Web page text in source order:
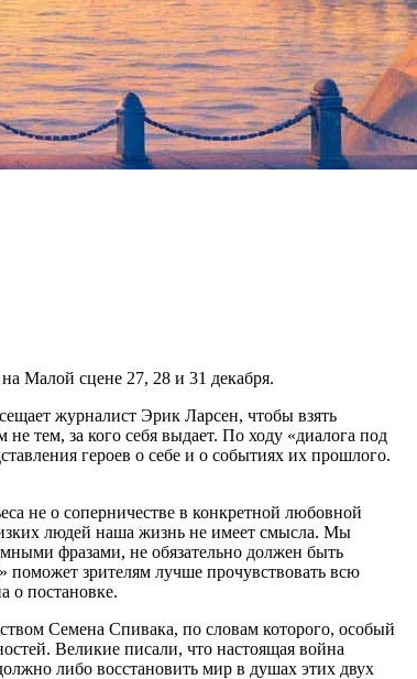
вариациях»
Малой сцене 27, 28 и 31 декабря.
журналист Эрик Ларсен, чтобы взять
тем, за кого себя выдает. По ходу «диалога под
героев о себе и о событиях их прошлого.
не о соперничестве в конкретной любовной
людей наша жизнь не имеет смысла. Мы
фразами, не обязательно должен быть
зрителям лучше прочувствовать всю
о постановке.
Семена Спивака, по словам которого, особый
Великие писали, что настоящая война
либо восстановить мир в душах этих двух